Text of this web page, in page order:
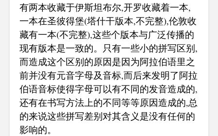
有两本收藏于伊斯坦布尔,开罗收藏着一本,
一本在圣彼得堡(塔什干版本,不完整),伦敦收
藏有一本(不完整),这些个版本与广泛传播的
现有版本是一致的。只有一些小的拼写区别,
而造成这个区别的原因是因为阿拉伯语里之
前并没有元音字母及音标,而后来发明了阿拉
伯语音标使得字母可以有不同的发音造成的,
还有在书写方法上的不同等等原因造成的,总
的来说这些拼写差别对其含义是没有任何的
影响的。